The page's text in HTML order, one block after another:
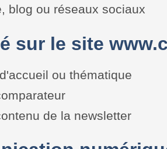
blog ou réseaux sociaux
sur le site
ou thématique
de la newsletter